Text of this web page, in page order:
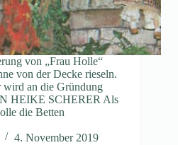
von „Frau Holle“
von der Decke rieseln.
wird an die Gründung
HEIKE SCHERER Als
die Betten
4. November 2019